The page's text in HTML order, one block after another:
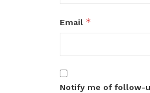
Email *
Notify me of follow-